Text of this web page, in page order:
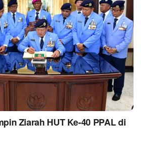
Ziarah HUT Ke-40 PPAL di